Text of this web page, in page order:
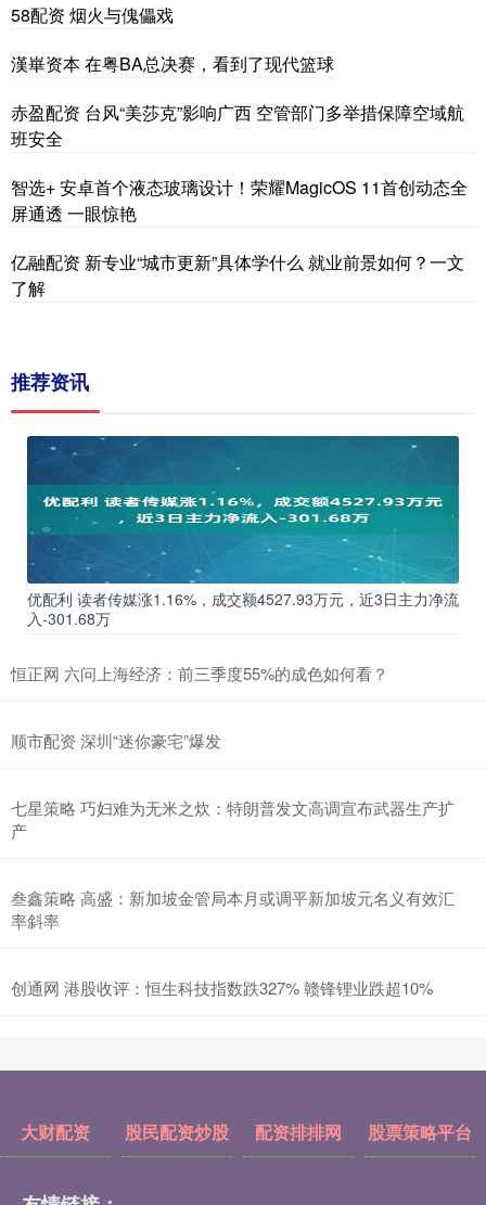
58配资 烟火与傀儡戏
漢崋资本 在粤BA总决赛，看到了现代篮球
赤盈配资 台风“美莎克”影响广西 空管部门多举措保障空域航
班安全
智选+ 安卓首个液态玻璃设计！荣耀MagicOS 11首创动态全
屏通透 一眼惊艳
亿融配资 新专业“城市更新”具体学什么 就业前景如何？一文
了解
推荐资讯
优配利 读者传媒涨1.16%，成交额4527.93万元，近3日主力净流
入-301.68万
恒正网 六问上海经济：前三季度55%的成色如何看？
顺市配资 深圳“迷你豪宅”爆发
七星策略 巧妇难为无米之炊：特朗普发文高调宣布武器生产扩
产
叁鑫策略 高盛：新加坡金管局本月或调平新加坡元名义有效汇
率斜率
创通网 港股收评：恒生科技指数跌327% 赣锋锂业跌超10%
大财配资 股民配资炒股 配资排排网 股票策略平台